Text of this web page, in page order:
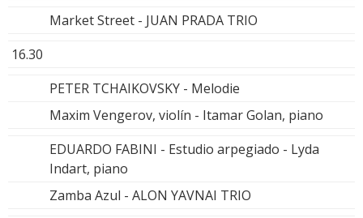
Market Street - JUAN PRADA TRIO
16.30
PETER TCHAIKOVSKY - Melodie
Maxim Vengerov, violín - Itamar Golan, piano
EDUARDO FABINI - Estudio arpegiado - Lyda
Indart, piano
Zamba Azul - ALON YAVNAI TRIO